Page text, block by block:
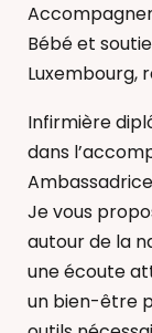
Bébé et
Luxembourg,
Infirmière
dans
Je vous
autour de la
une écoute
un bien-être